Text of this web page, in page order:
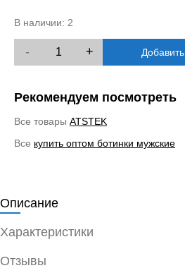
В наличии: 2
- +
Рекомендуем посмотреть
Все товары ATSTEK
Все купить оптом ботинки мужские
Описание
Характеристики
Отзывы